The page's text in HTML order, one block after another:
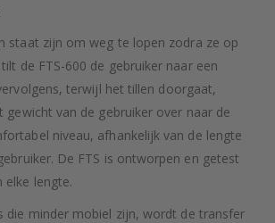
staat zijn om weg te lopen zodra ze op
de FTS-600 de gebruiker naar een
terwijl het tillen doorgaat,
gewicht van de gebruiker over naar de
niveau, afhankelijk van de lengte
De FTS is ontworpen en getest
elke lengte.
die minder mobiel zijn, wordt de transfer